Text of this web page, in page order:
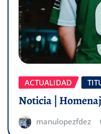
ACTUALIDAD
Noticia |
manulopezfdez